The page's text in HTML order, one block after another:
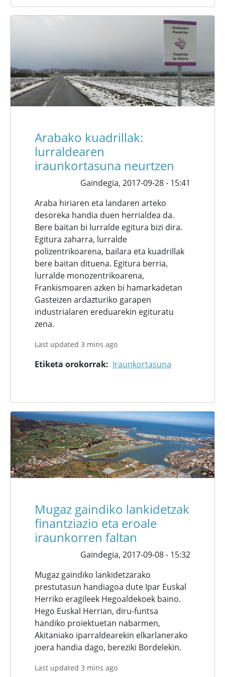
Arabako kuadrillak:
lurraldearen
iraunkortasuna neurtzen
Gaindegia, 2017-09-28 - 15:41
Araba hiriaren eta landaren arteko
desoreka handia duen herrialdea da.
Bere baitan bi lurralde egitura bizi dira.
Egitura zaharra, lurralde
polizentrikoarena, bailara eta kuadrillak
bere baitan dituena. Egitura berria,
lurralde monozentrikoarena,
Frankismoaren azken bi hamarkadetan
Gasteizen ardazturiko garapen
industrialaren ereduarekin egituratu
zena.
Last updated 3 mins ago
Etiketa orokorrak Iraunkortasuna
Mugaz gaindiko lankidetzak
finantziazio eta eroale
iraunkorren faltan
Gaindegia, 2017-09-08 - 15:32
Mugaz gaindiko lankidetzarako
prestutasun handiagoa dute Ipar Euskal
Herriko eragileek Hegoaldekoek baino.
Hego Euskal Herrian, diru-funtsa
handiko proiektuetan nabarmen,
Akitaniako iparraldearekin elkarlanerako
joera handia dago, bereziki Bordelekin.
Last updated 3 mins ago